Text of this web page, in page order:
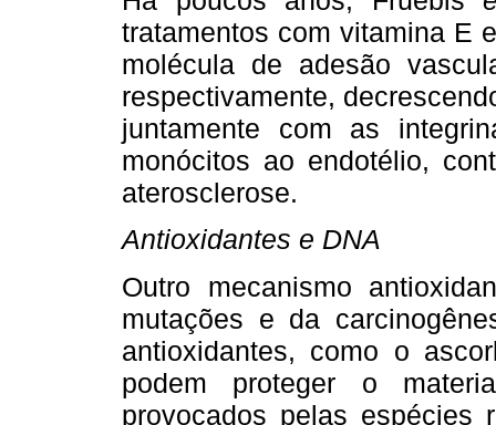
tratamentos com vitamina E
molécula de adesão
respectivamente,
juntamente com as
monócitos ao endotélio,
aterosclerose.
Antioxidantes e DNA
Outro mecanismo
mutações e da
antioxidantes, como o
podem proteger o
provocados pelas espécies